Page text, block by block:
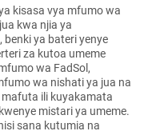
kisasa vya mfumo wa
kwa njia ya
benki ya bateri yenye
za kutoa umeme
wa FadSol,
wa nishati ya jua na
ili kuyakamata
mistari ya umeme.
sana kutumia na